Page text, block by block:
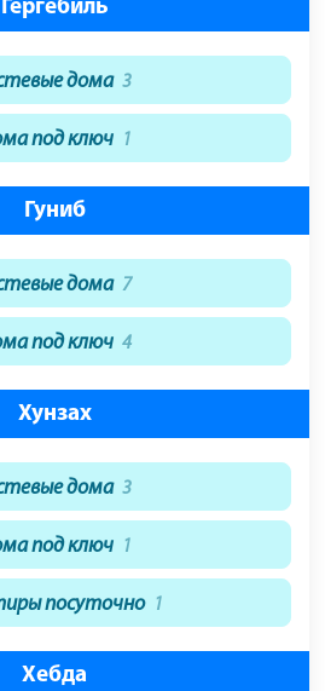
Гергебиль
дома 3
под ключ 1
Гуниб
дома 7
под ключ 4
Хунзах
дома 3
под ключ 1
посуточно 1
Хебда